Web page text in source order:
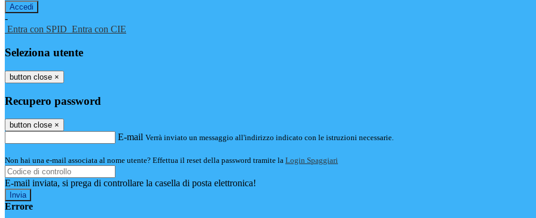
-
Entra con SPID Entra con CIE
Seleziona utente
button close ×
Recupero password
button close ×
E-mail Verrà inviato un messaggio all'indirizzo indicato con le istruzioni necessarie.
Non hai una e-mail associata al nome utente? Effettua il reset della password tramite la Login Spaggiari
E-mail inviata, si prega di controllare la casella di posta elettronica!
Errore